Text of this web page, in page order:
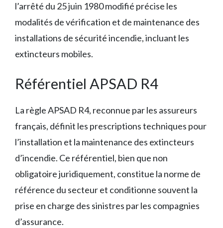
l’arrêté du 25 juin 1980 modifié précise les
modalités de vérification et de maintenance des
installations de sécurité incendie, incluant les
extincteurs mobiles.
Référentiel APSAD R4
La règle APSAD R4, reconnue par les assureurs
français, définit les prescriptions techniques pour
l’installation et la maintenance des extincteurs
d’incendie. Ce référentiel, bien que non
obligatoire juridiquement, constitue la norme de
référence du secteur et conditionne souvent la
prise en charge des sinistres par les compagnies
d’assurance.